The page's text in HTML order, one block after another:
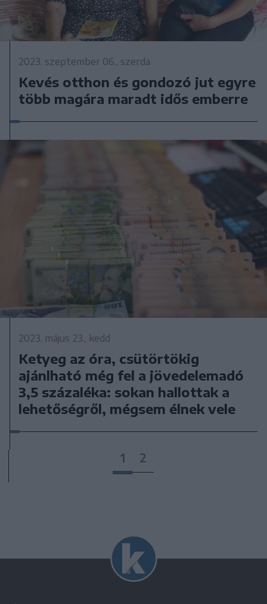
2023. szeptember 06., szerda
Kevés otthon és gondozó jut egyre
több magára maradt idős emberre
2023. május 23., kedd
Ketyeg az óra, csütörtökig
ajánlható még fel a jövedelemadó
3,5 százaléka: sokan hallottak a
lehetőségről, mégsem élnek vele
1 2